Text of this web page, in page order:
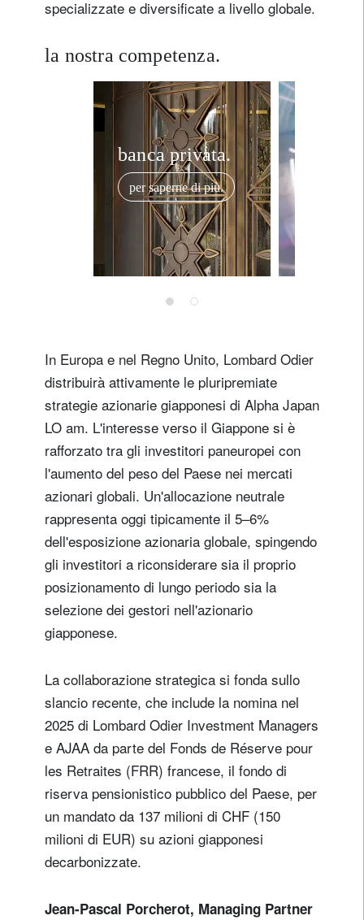
specializzate e diversificate a livello globale.
la nostra competenza.
banca privata.
per saperne di più.
In Europa e nel Regno Unito, Lombard Odier
distribuirà attivamente le pluripremiate
strategie azionarie giapponesi di Alpha Japan
LO am. L'interesse verso il Giappone si è
rafforzato tra gli investitori paneuropei con
l'aumento del peso del Paese nei mercati
azionari globali. Un'allocazione neutrale
rappresenta oggi tipicamente il 5–6%
dell'esposizione azionaria globale, spingendo
gli investitori a riconsiderare sia il proprio
posizionamento di lungo periodo sia la
selezione dei gestori nell'azionario
giapponese.
La collaborazione strategica si fonda sullo
slancio recente, che include la nomina nel
2025 di Lombard Odier Investment Managers
e AJAA da parte del Fonds de Réserve pour
les Retraites (FRR) francese, il fondo di
riserva pensionistico pubblico del Paese, per
un mandato da 137 milioni di CHF (150
milioni di EUR) su azioni giapponesi
decarbonizzate.
Jean-Pascal Porcherot, Managing Partner